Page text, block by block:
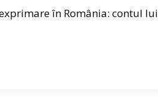
în România: contul lui